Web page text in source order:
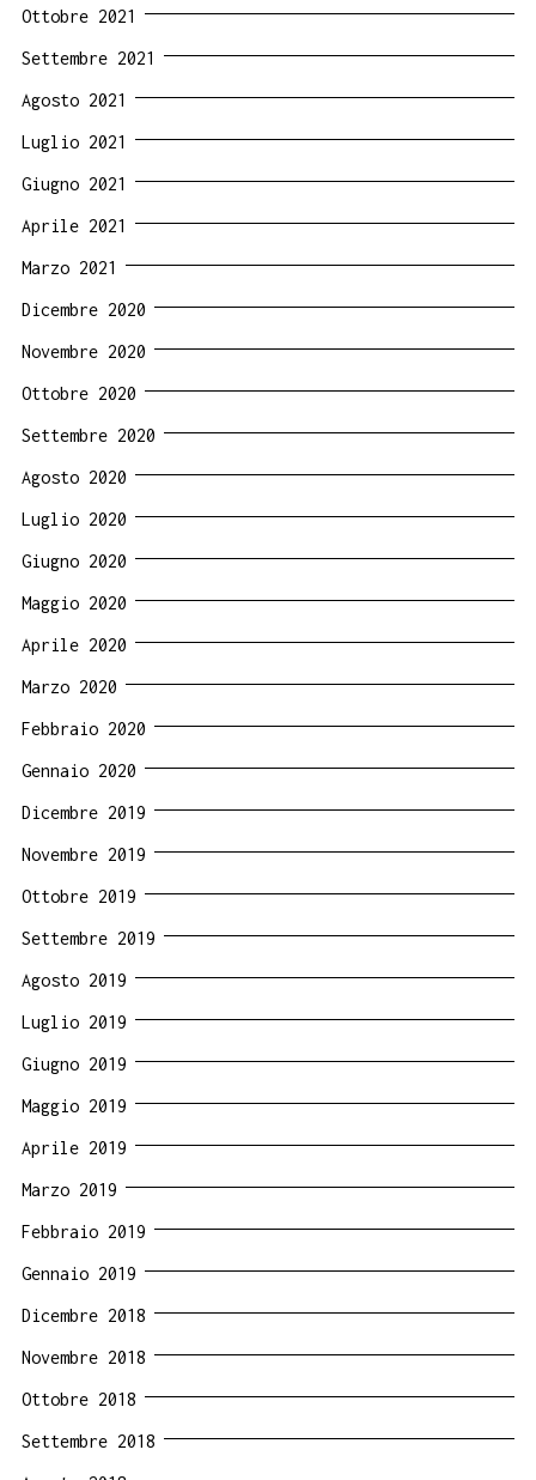
Ottobre 2021
Settembre 2021
Agosto 2021
Luglio 2021
Giugno 2021
Aprile 2021
Marzo 2021
Dicembre 2020
Novembre 2020
Ottobre 2020
Settembre 2020
Agosto 2020
Luglio 2020
Giugno 2020
Maggio 2020
Aprile 2020
Marzo 2020
Febbraio 2020
Gennaio 2020
Dicembre 2019
Novembre 2019
Ottobre 2019
Settembre 2019
Agosto 2019
Luglio 2019
Giugno 2019
Maggio 2019
Aprile 2019
Marzo 2019
Febbraio 2019
Gennaio 2019
Dicembre 2018
Novembre 2018
Ottobre 2018
Settembre 2018